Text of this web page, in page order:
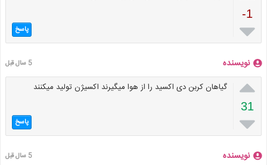
-1
 پاسخ
نویسنده 5 سال قبل

31

گیاهان کربن دی اکسید را از هوا میگیرند اکسیژن تولید میکنند
پاسخ
نویسنده 5 سال قبل